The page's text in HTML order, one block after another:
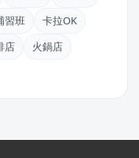
習班
卡拉OK
店
火鍋店